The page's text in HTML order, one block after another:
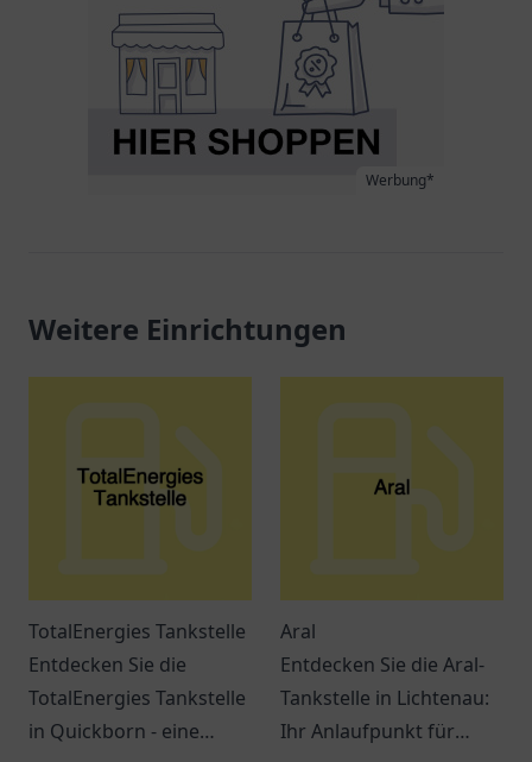
Werbung*
Weitere Einrichtungen
TotalEnergies Tankstelle
Entdecken Sie die
TotalEnergies Tankstelle
in Quickborn - eine
Aral
Entdecken Sie die Aral-
Tankstelle in Lichtenau:
Ihr Anlaufpunkt für